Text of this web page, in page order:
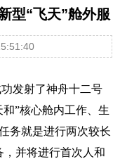
型“飞天”舱外服
发射了神舟十二号
”核心舱内工作、生
务就是进行两次较长
并将进行首次人和